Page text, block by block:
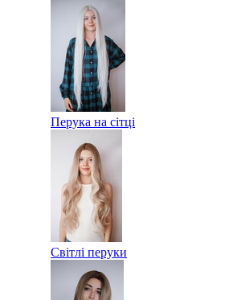
Перука на сітці
Світлі перуки